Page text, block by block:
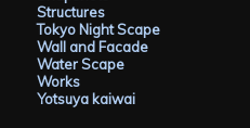
Structures
Tokyo Night Scape
Wall and Facade
Water Scape
Works
Yotsuya kaiwai